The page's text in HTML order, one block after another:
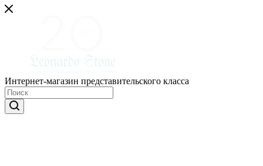
Интернет-магазин представительского класса